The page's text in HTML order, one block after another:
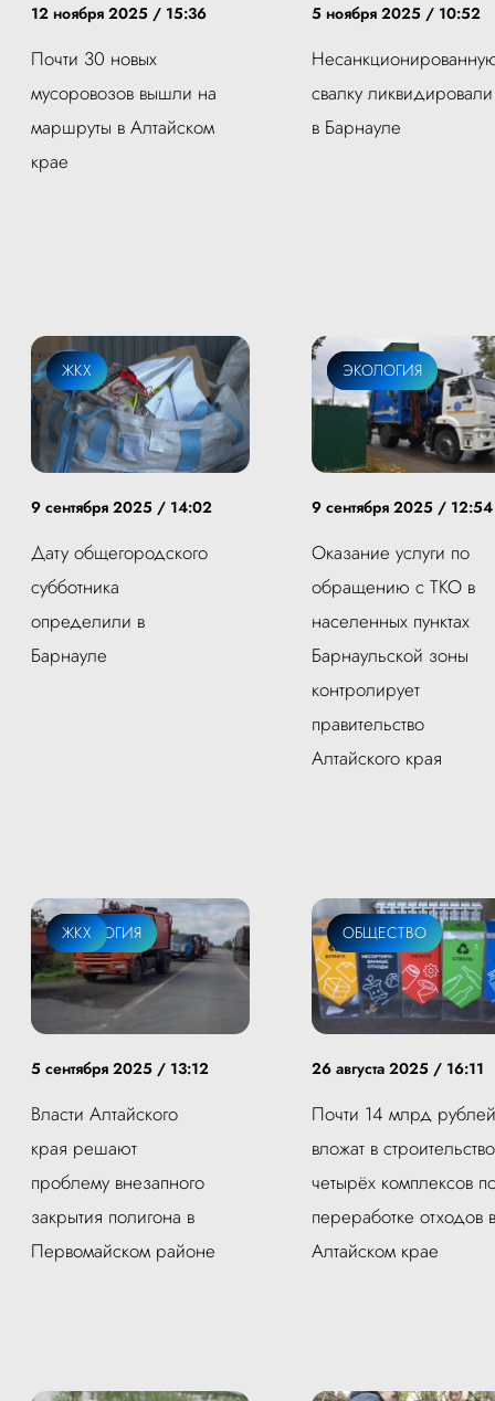
12 ноября 2025 / 15:36
Почти 30 новых
мусоровозов вышли на
маршруты в Алтайском
крае
5 ноября 2025 / 10:52
свалку ликвидировали
в Барнауле
ЖКХ
9 сентября 2025 / 14:02
Дату общегородского
субботника
определили в
Барнауле
ЖКХ
ЭКОЛОГИЯ
9 сентября 2025 / 12:54
Оказание услуги по
обращению с ТКО в
населенных пунктах
Барнаульской зоны
контролирует
правительство
Алтайского края
ЭКОЛОГИЯ
ЖКХ
5 сентября 2025 / 13:12
Власти Алтайского
края решают
проблему внезапного
закрытия полигона в
Первомайском районе
ОБЩЕСТВО
26 августа 2025 / 16:11
Почти 14 млрд рублей
вложат в строительство
четырёх комплексов
переработке отходов в
Алтайском крае